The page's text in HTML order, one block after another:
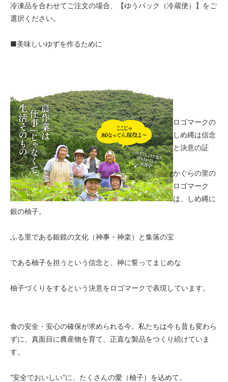
冷凍品を合わせてご注文の場合、【ゆうパック（冷蔵便）】をご
選択ください。
■美味しいゆずを作るために
ロゴマークの
しめ縄は信念
と決意の証
かぐらの里の
ロゴマーク
は、しめ縄に
銀の柚子。
ふる里である銀鏡の文化（神事・神楽）と集落の宝
である柚子を担うという信念と、神に誓ってまじめな
柚子づくりをするという決意をロゴマークで表現しています。
食の安全・安心の確保が求められる今。私たちは今も昔も変わら
ずに、真面目に農産物を育て、正直な製品をつくり続けていま
す。
“安全でおいしい”に、たくさんの愛（柚子）を込めて。